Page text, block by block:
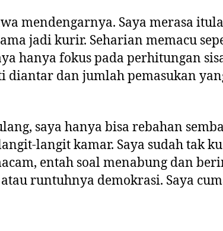
mendengarnya. Saya merasa
jadi kurir. Seharian memacu
hanya fokus pada perhitungan
diantar dan jumlah pemasukan
saya hanya bisa rebahan
langit kamar. Saya sudah tak
entah soal menabung dan
runtuhnya demokrasi. Saya